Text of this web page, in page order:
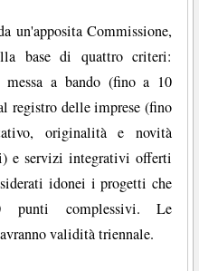
un'apposita Commissione,
base di quattro criteri:
a bando (fino a 10
registro delle imprese (fino
originalità e novità
e servizi integrativi offerti
idonei i progetti che
punti complessivi. Le
validità triennale.